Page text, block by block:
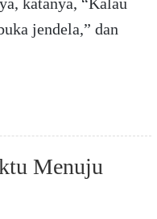
jendela,” dan
Menuju